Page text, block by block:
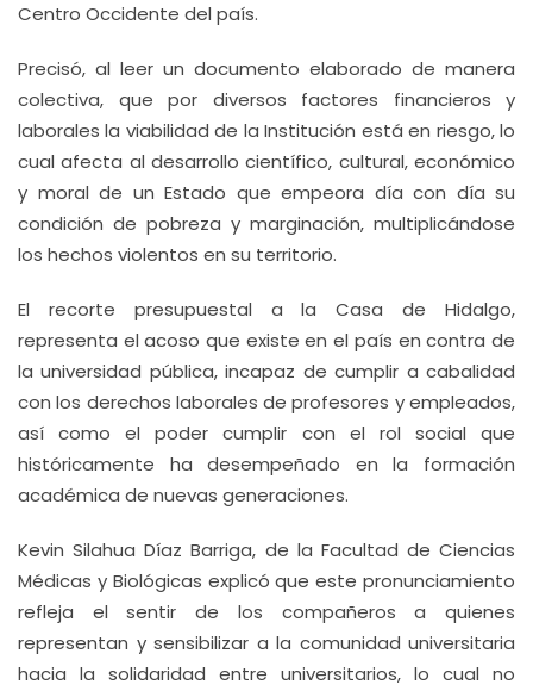
Centro Occidente del país.
Precisó, al leer un documento elaborado de manera
colectiva, que por diversos factores financieros y
laborales la viabilidad de la Institución está en riesgo, lo
cual afecta al desarrollo científico, cultural, económico
y moral de un Estado que empeora día con día su
condición de pobreza y marginación, multiplicándose
los hechos violentos en su territorio.
El recorte presupuestal a la Casa de Hidalgo,
representa el acoso que existe en el país en contra de
la universidad pública, incapaz de cumplir a cabalidad
con los derechos laborales de profesores y empleados,
así como el poder cumplir con el rol social que
históricamente ha desempeñado en la formación
académica de nuevas generaciones.
Kevin Silahua Díaz Barriga, de la Facultad de Ciencias
Médicas y Biológicas explicó que este pronunciamiento
refleja el sentir de los compañeros a quienes
representan y sensibilizar a la comunidad universitaria
hacia la solidaridad entre universitarios, lo cual no